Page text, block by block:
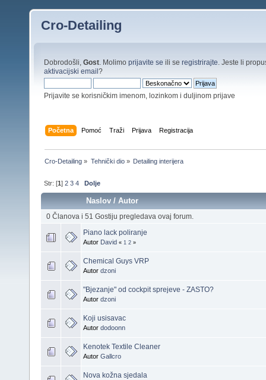
Cro-Detailing
Dobrodošli, Gost . Molimo prijavite se ili se registrirajte . Jeste li
aktivacijski email?
Prijavite se korisničkim imenom, lozinkom i duljinom prijave
Početna Pomoć Traži Prijava Registracija
Cro-Detailing » Tehnički dio» Detailing interijera
Str: [1]2 3 4 Dolje
Naslov /Autor
0 Članova i 51 Gostiju pregledava ovaj forum.
Piano lack poliranje
Autor David « 1 2 »
Chemical Guys VRP
Autor dzoni
"Bjezanje" od cockpit sprejeve - ZASTO?
Autor dzoni
Koji usisavac
Autor dodoonn
Kenotek Textile Cleaner
Autor Gallcro
Nova kožna sjedala